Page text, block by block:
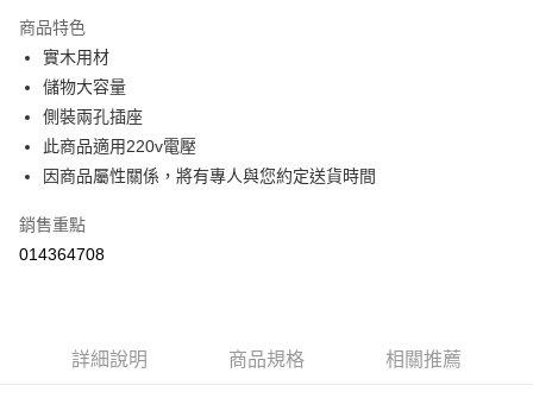
３．收到繳費通知簡訊後14天內，點擊此簡訊中的連結，可透過四大超商／
ATM／網路銀行／等多元方式進行付款，方視為交易完成。
購買商品的店家。未經商家同意取消之訂單仍視為有效，需透過AFTEE先享
後付繳納相關費用。
※ 交易是否成功請以「AFTEE先享後付 」之結帳頁面顯示為準，若有關於
是否繳費成功／繳費後需取消欲退款等相關疑問，請聯繫「AFTEE先享後付
客戶支援中心」 https://netprotections.freshdesk.com/support/home
【注意事項】
易，需依本服務之必要範圍內提供個人資料，並將交易相關給付款項請求債
３．未成年的使用者請事先徵得法定代理人或監護人之同意方可使用
「AFTEE先享後付」，若未經同意申辦者引起之損失，本公司不負相關責
商品特色
實木用材
儲物大容量
側裝兩孔插座
此商品適用220v電壓
因商品屬性關係，將有專人與您約定送貨時間
銷售重點
014364708
詳細說明 商品規格 相關推薦